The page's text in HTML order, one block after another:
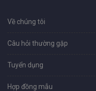
Về chúng tôi
Câu hỏi thường gặp
Tuyển dụng
Hợp đồng mẫu